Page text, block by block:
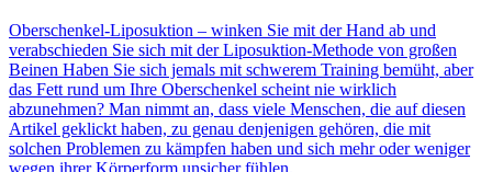
Oberschenkel-Liposuktion – winken Sie mit der Hand ab und
verabschieden Sie sich mit der Liposuktion-Methode von großen
Beinen Haben Sie sich jemals mit schwerem Training bemüht, aber
das Fett rund um Ihre Oberschenkel scheint nie wirklich
abzunehmen? Man nimmt an, dass viele Menschen, die auf diesen
Artikel geklickt haben, zu genau denjenigen gehören, die mit
solchen Problemen zu kämpfen haben und sich mehr oder weniger
wegen ihrer Körperform unsicher fühlen.